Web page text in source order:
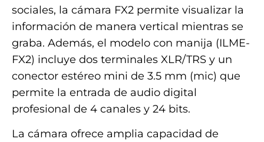
sociales, la cámara FX2 permite visualizar la
información de manera vertical mientras se
graba. Además, el modelo con manija (ILME-
FX2) incluye dos terminales XLR/TRS y un
conector estéreo mini de 3.5 mm (mic) que
permite la entrada de audio digital
profesional de 4 canales y 24 bits.
La cámara ofrece amplia capacidad de